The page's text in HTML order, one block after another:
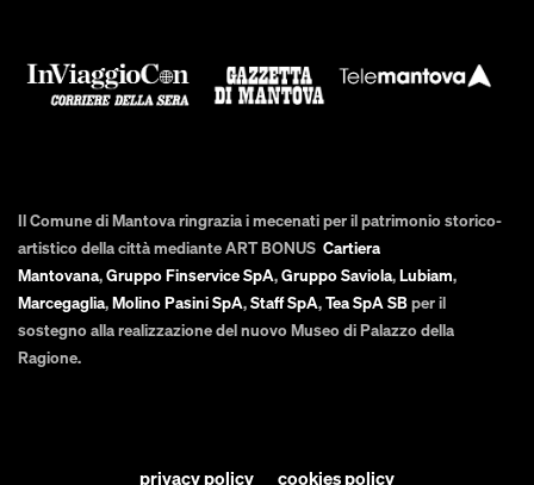
Il Comune di Mantova ringrazia i mecenati per il patrimonio storico-
artistico della città mediante ART BONUS Cartiera
Mantovana,Gruppo Finservice SpA,Gruppo Saviola,Lubiam,
Marcegaglia,Molino Pasini SpA,Staff SpA,Tea SpA SBper il
sostegno alla realizzazione del nuovo Museo di Palazzo della
Ragione.
privacy policy cookies policy